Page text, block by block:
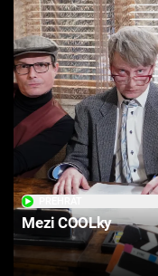
Mezi COOLky